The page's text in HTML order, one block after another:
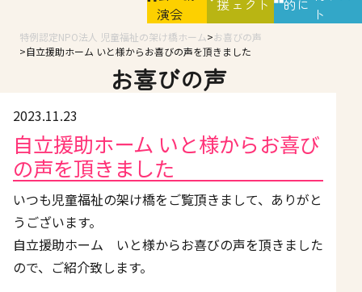
演会
援 ェクト
的に ト
特例認定NPO法人 児童福祉の架け橋ホーム
お喜びの声
自立援助ホーム いと様からお喜びの声を頂きました
お喜びの声
2023.11.23
自立援助ホーム いと様からお喜び
の声を頂きました
いつも児童福祉の架け橋をご覧頂きまして、ありがと
うございます。
自立援助ホーム いと様からお喜びの声を頂きました
ので、ご紹介致します。